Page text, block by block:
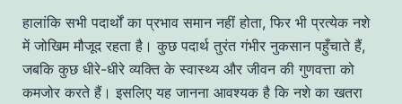
हालांकि सभी पदार्थों का प्रभाव समान नहीं होता, फिर भी प्रत्येक नशे
में जोखिम मौजूद रहता है। कुछ पदार्थ तुरंत गंभीर नुकसान पहुँचाते हैं,
जबकि कुछ धीरे-धीरे व्यक्ति के स्वास्थ्य और जीवन की गुणवत्ता को
कमजोर करते हैं। इसलिए यह जानना आवश्यक है कि नशे का खतरा